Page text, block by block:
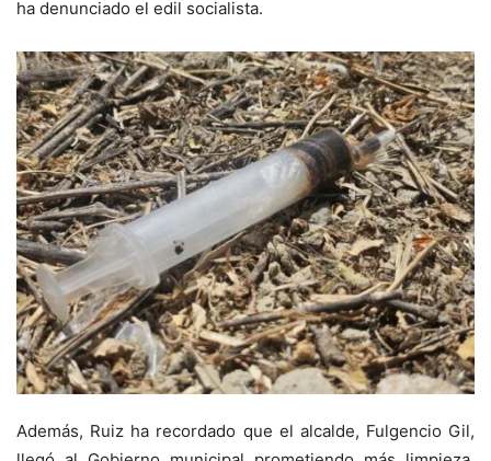
ha denunciado el edil socialista.
Además, Ruiz ha recordado que el alcalde, Fulgencio Gil,